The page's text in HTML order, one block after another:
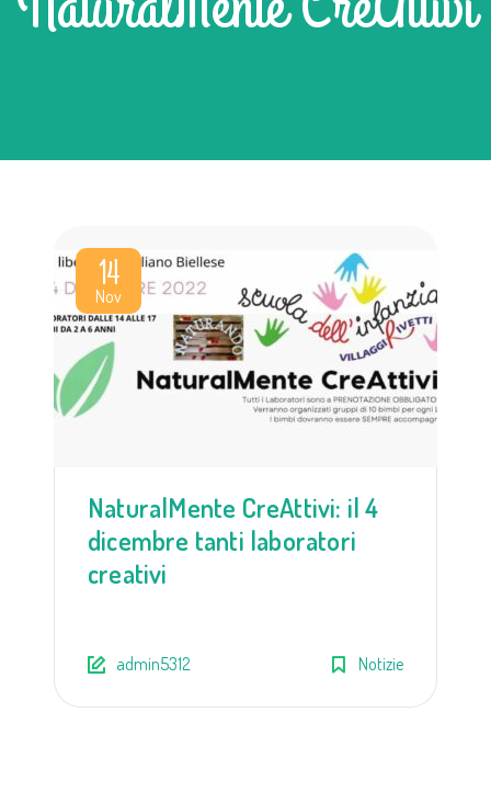
14
Nov
NaturalMente CreAttivi: il 4
dicembre tanti laboratori
creativi
admin5312 Notizie